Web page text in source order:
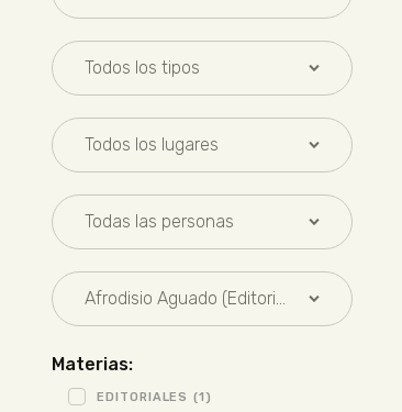
Materias:
EDITORIALES (1)